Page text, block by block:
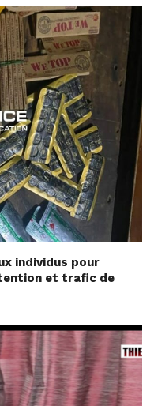
individus pour
et trafic de